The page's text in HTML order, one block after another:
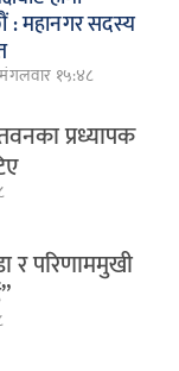
: महानगर सदस्य
१५:४८
प्रध्यापक
र परिणाममुखी